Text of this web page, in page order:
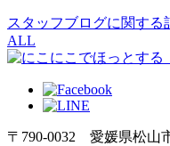
スタッフブログに関する
ALL
〒790-0032 愛媛県松山